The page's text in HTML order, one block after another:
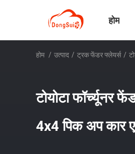
होम
होम / उत्पाद / ट्रक फेंडर फ्लेयर्स /
टोयोटा फॉर्च्यूनर
4x4 पिक अप कार